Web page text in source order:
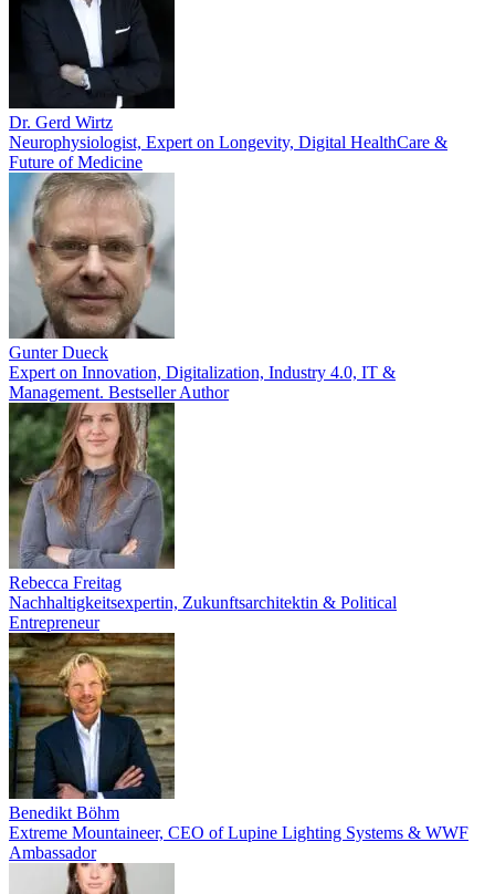
Dr. Gerd Wirtz
Neurophysiologist, Expert on Longevity, Digital HealthCare &
Future of Medicine
Gunter Dueck
Expert on Innovation, Digitalization, Industry 4.0, IT &
Management. Bestseller Author
Rebecca Freitag
Nachhaltigkeitsexpertin, Zukunftsarchitektin & Political
Entrepreneur
Benedikt Böhm
Extreme Mountaineer, CEO of Lupine Lighting Systems & WWF
Ambassador